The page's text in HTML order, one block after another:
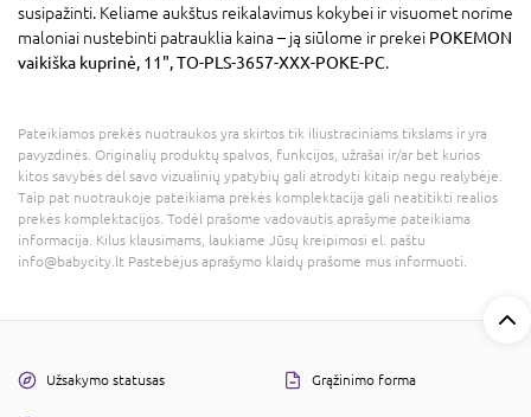
susipažinti. Keliame aukštus reikalavimus kokybei ir visuomet norime
maloniai nustebinti patrauklia kaina – ją siūlome ir prekei POKEMON
vaikiška kuprinė, 11", TO-PLS-3657-XXX-POKE-PC.
Pateikiamos prekės nuotraukos yra skirtos tik iliustraciniams tikslams ir yra
pavyzdinės. Originalių produktų spalvos, funkcijos, užrašai ir/ar bet kurios
kitos savybės dėl savo vizualinių ypatybių gali atrodyti kitaip negu realybėje.
Taip pat nuotraukoje pateikiama prekės komplektacija gali neatitikti realios
prekės komplektacijos. Todėl prašome vadovautis aprašyme pateikiama
informacija. Kilus klausimams, laukiame Jūsų kreipimosi el. paštu
info@babycity.lt Pastebėjus aprašymo klaidų prašome mus informuoti.
Užsakymo statusas Grąžinimo forma